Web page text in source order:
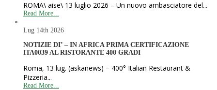
ROMA\ aise\ 13 luglio 2026 – Un nuovo ambasciatore del...
Read More...
Lug 14th 2026
NOTIZIE DI’ – IN AFRICA PRIMA CERTIFICAZIONE
ITA0039 AL RISTORANTE 400 GRADI
Roma, 13 lug. (askanews) – 400° Italian Restaurant &
Pizzeria...
Read More...